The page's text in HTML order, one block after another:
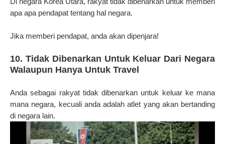
apa apa pendapat tentang hal negara.
Jika memberi pendapat, anda akan dipenjara!
10. Tidak Dibenarkan Untuk Keluar Dari Negara
Walaupun Hanya Untuk Travel
Anda sebagai rakyat tidak dibenarkan untuk keluar ke mana
mana negara, kecuali anda adalah atlet yang akan bertanding
di negara lain.